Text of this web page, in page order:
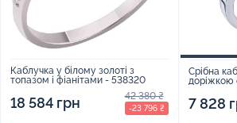
Каблучка у білому золоті з
топазом і фіанітами - 538320
18 584 грн 42 380 ₴
-23 796 ₴
Срібна
доріжкою
7 828